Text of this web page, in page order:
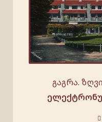
გაგრა.